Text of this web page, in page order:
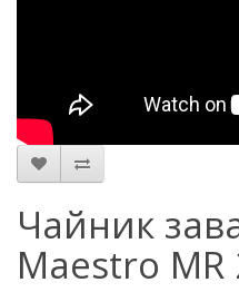
Чайник
Maestro MR